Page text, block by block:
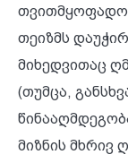
თეიზმს
მიხედვითაც
(თუმცა,
მიზნის მხრივ